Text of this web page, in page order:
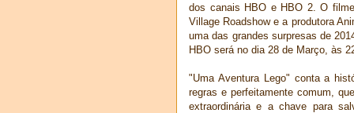
dos canais HBO e HBO 2. O
Village Roadshow e a produtora
uma das grandes surpresas de
HBO será no dia 28 de Março, às
"Uma Aventura Lego" conta a
regras e perfeitamente comum,
extraordinária e a chave para